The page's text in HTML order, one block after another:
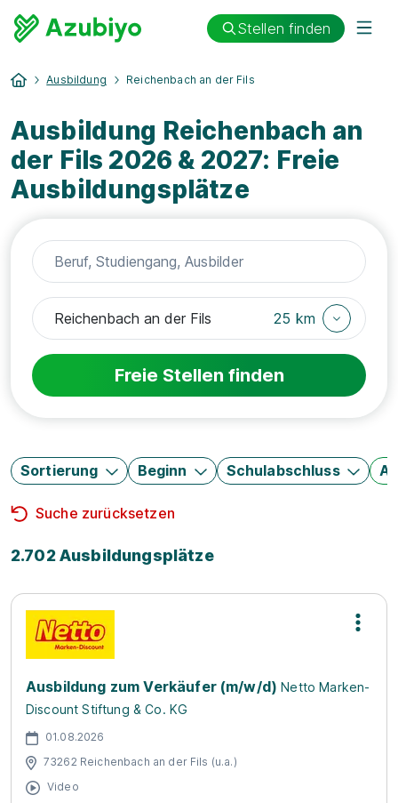
Stellen finden
Ausbildung Reichenbach an der Fils
Ausbildung Reichenbach an
der Fils 2026 & 2027: Freie
Ausbildungsplätze
25 km
Freie Stellen finden
Sortierung Beginn Schulabschluss
Suche zurücksetzen
2.702 Ausbildungsplätze
Ausbildung zum Verkäufer (m/w/d) Netto Marken-
Discount Stiftung & Co. KG
01.08.2026
73262 Reichenbach an der Fils (u.a.)
Video